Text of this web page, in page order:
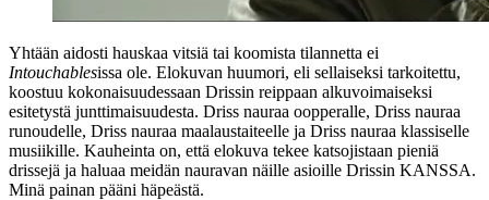
Yhtään aidosti hauskaa vitsiä tai koomista tilannetta ei
Intouchablesissa ole. Elokuvan huumori, eli sellaiseksi tarkoitettu,
koostuu kokonaisuudessaan Drissin reippaan alkuvoimaiseksi
esitetystä junttimaisuudesta. Driss nauraa oopperalle, Driss nauraa
runoudelle, Driss nauraa maalaustaiteelle ja Driss nauraa klassiselle
musiikille. Kauheinta on, että elokuva tekee katsojistaan pieniä
drissejä ja haluaa meidän nauravan näille asioille Drissin KANSSA.
Minä painan pääni häpeästä.